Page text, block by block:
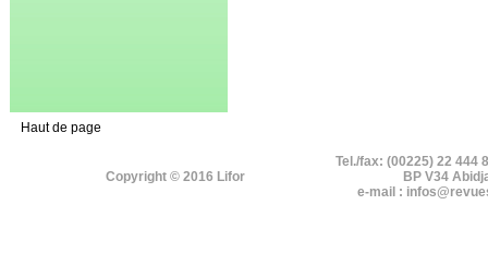
Haut de page
Copyright © 2016 Lifor
Tel./fax: (00225) 22 444
BP V34
e-mail :